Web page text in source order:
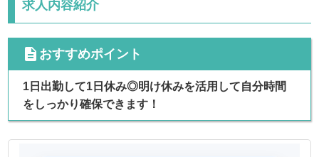
求人内容紹介
cdescription おすすめポイント
1日出勤して1日休み◎明け休みを活用して自分時間
をしっかり確保できます！